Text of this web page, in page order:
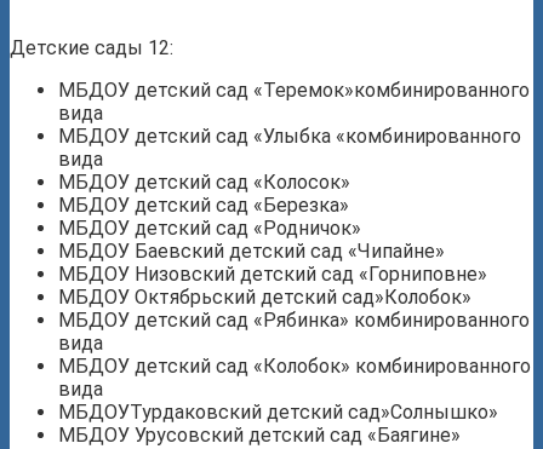
Детские сады 12:
МБДОУ детский сад «Теремок»комбинированного
вида
МБДОУ детский сад «Улыбка «комбинированного
вида
МБДОУ детский сад «Колосок»
МБДОУ детский сад «Березка»
МБДОУ детский сад «Родничок»
МБДОУ Баевский детский сад «Чипайне»
МБДОУ Низовский детский сад «Горниповне»
МБДОУ Октябрьский детский сад»Колобок»
МБДОУ детский сад «Рябинка» комбинированного
вида
МБДОУ детский сад «Колобок» комбинированного
вида
МБДОУТурдаковский детский сад»Солнышко»
МБДОУ Урусовский детский сад «Баягине»